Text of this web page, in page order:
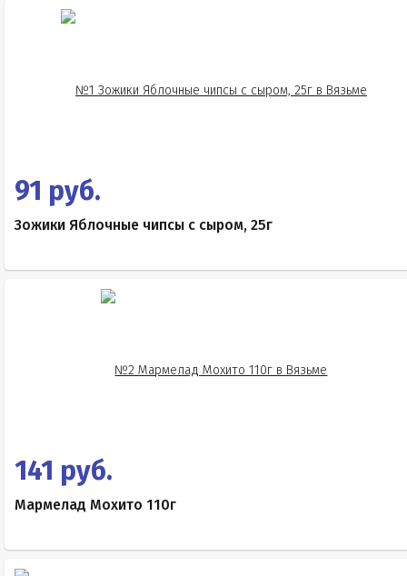
91 руб.
Зожики Яблочные чипсы с сыром, 25г
141 руб.
Мармелад Мохито 110г